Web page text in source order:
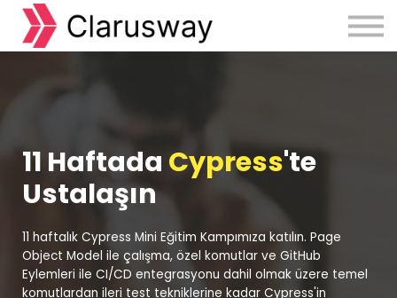
Courses
11 Haftada Cypress'te
Ustalaşın
11 haftalık Cypress Mini Eğitim Kampımıza katılın. Page
Object Model ile çalışma, özel komutlar ve GitHub
Eylemleri ile CI/CD entegrasyonu dahil olmak üzere temel
komutlardan ileri test tekniklerine kadar Cypress'in